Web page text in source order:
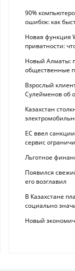
90%
ошибок: как
Новая функция
приватности:
Новый Алматы:
общественные
Взрослый
Сулейменов об
Казахстан
ЕС ввел
сервис
Льготное
Появился
его возглавил
В Казахстане
социально
Новый